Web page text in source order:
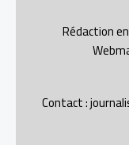
Rédaction
Contact :